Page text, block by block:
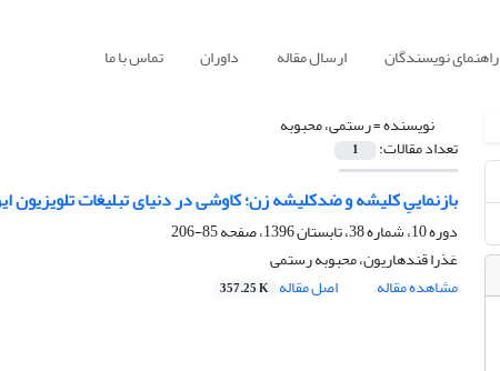
راهنمای نویسندگان ارسال مقاله داوران تماس با ما
نویسنده =رستمی، محبوبه
تعداد مقالات: 1
بازنماییِ کلیشه و ضدکلیشه زن؛ کاوشی در دنیای تبلیغات تلویزیون
دوره 10، شماره 38، تابستان 1396، صفحه
85-206
عَذرا قندهاریون، محبوبه رستمی
مشاهده مقاله
اصل مقاله 357.25 K